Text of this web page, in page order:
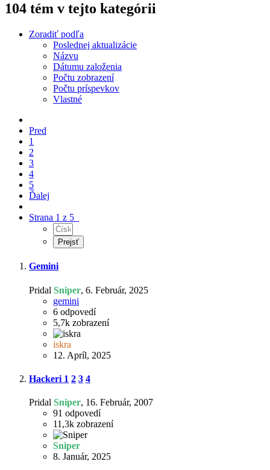
104 tém v tejto kategórii
Zoradiť podľa
Poslednej aktualizácie
Názvu
Dátumu založenia
Počtu zobrazení
Počtu príspevkov
Vlastné
Pred
1
2
3
4
5
Ďalej
Strana 1 z 5
Gemini
Pridal Sniper, 6. Február, 2025
gemini
6 odpovedí
5,7k zobrazení
iskra
12. Apríl, 2025
Hackeri 1 2 3 4
Pridal Sniper, 16. Február, 2007
91 odpovedí
11,3k zobrazení
Sniper
8. Január, 2025